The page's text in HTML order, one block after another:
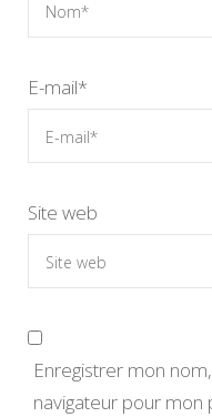
E-mail*
Site web
Enregistrer mon
navigateur pour mon